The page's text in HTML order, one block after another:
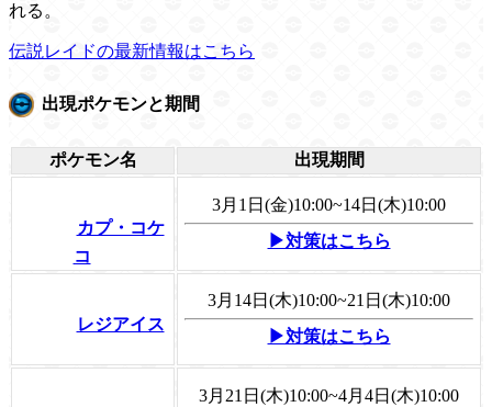
れる。
伝説レイドの最新情報はこちら
出現ポケモンと期間
ポケモン名 出現期間
カプ・コケ
コ
3月1日(金)10:00~14日(木)10:00
▶対策はこちら
レジアイス
3月14日(木)10:00~21日(木)10:00
▶対策はこちら
3月21日(木)10:00~4月4日(木)10:00